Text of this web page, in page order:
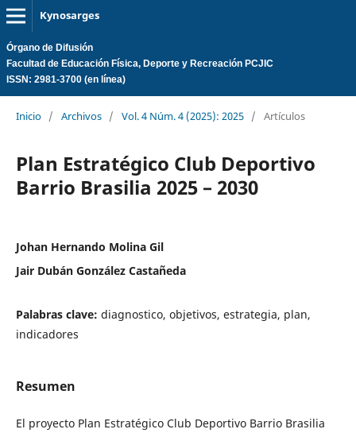
Kynosarges
Órgano de Difusión
Facultad de Educación Física, Deporte y Recreación PCJIC
ISSN: 2981-3700 (en línea)
Inicio / Archivos / Vol. 4 Núm. 4 (2025): 2025 / Artículos
Plan Estratégico Club Deportivo
Barrio Brasilia 2025 – 2030
Johan Hernando Molina Gil
Jair Dubán González Castañeda
Palabras clave: diagnostico, objetivos, estrategia, plan,
indicadores
Resumen
El proyecto Plan Estratégico Club Deportivo Barrio Brasilia